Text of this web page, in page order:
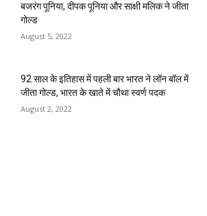
बजरंग पूनिया, दीपक पूनिया और साक्षी मलिक ने जीता
गोल्ड
August 5, 2022
92 साल के इतिहास में पहली बार भारत ने लॉन बॉल में
जीता गोल्ड, भारत के खाते में चौथा स्वर्ण पदक
August 2, 2022